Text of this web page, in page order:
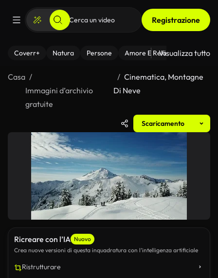
Registrazione
Coverr+ Natura Persone Amore E Relazioni Il
Visualizza tutto
Casa
Immagini d’archivio
gratuite
Cinematica, Montagne
Di Neve
Scaricamento
Ricreare con l’IA Nuovo
Crea nuove versioni di questa inquadratura con l’intelligenza artificiale
Ristrutturare